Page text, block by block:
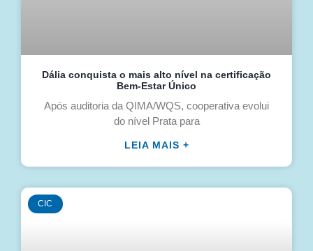
Dália conquista o mais alto nível na certificação
Bem-Estar Único
Após auditoria da QIMA/WQS, cooperativa evolui
do nível Prata para
LEIA MAIS +
CIC